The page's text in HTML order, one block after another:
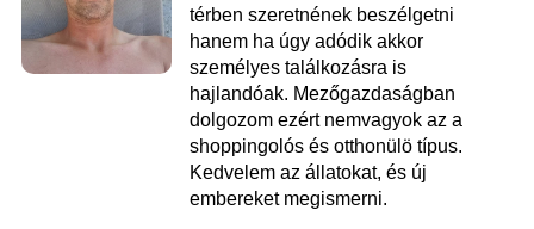
térben szeretnének beszélgetni
hanem ha úgy adódik akkor
személyes találkozásra is
hajlandóak. Mezőgazdaságban
dolgozom ezért nemvagyok az a
shoppingolós és otthonülö típus.
Kedvelem az állatokat, és új
embereket megismerni.